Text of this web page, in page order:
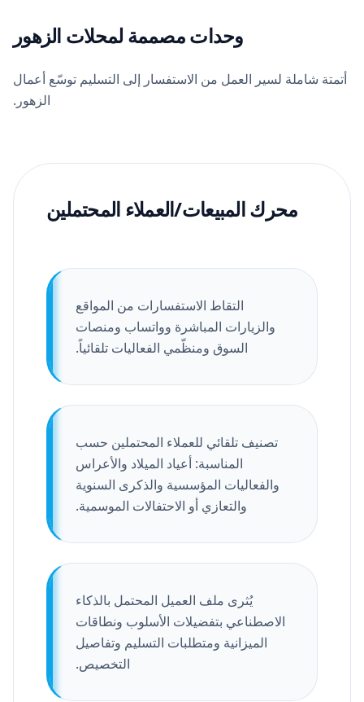
وحدات مصممة لمحلات الزهور
أتمتة شاملة لسير العمل من الاستفسار إلى التسليم توسّع أعمال
الزهور.
محرك المبيعات/العملاء المحتملين
التقاط الاستفسارات من المواقع
والزيارات المباشرة وواتساب ومنصات
السوق ومنظّمي الفعاليات تلقائياً.
تصنيف تلقائي للعملاء المحتملين حسب
المناسبة: أعياد الميلاد والأعراس
والفعاليات المؤسسية والذكرى السنوية
والتعازي أو الاحتفالات الموسمية.
يُثرى ملف العميل المحتمل بالذكاء
الاصطناعي بتفضيلات الأسلوب ونطاقات
الميزانية ومتطلبات التسليم وتفاصيل
التخصيص.